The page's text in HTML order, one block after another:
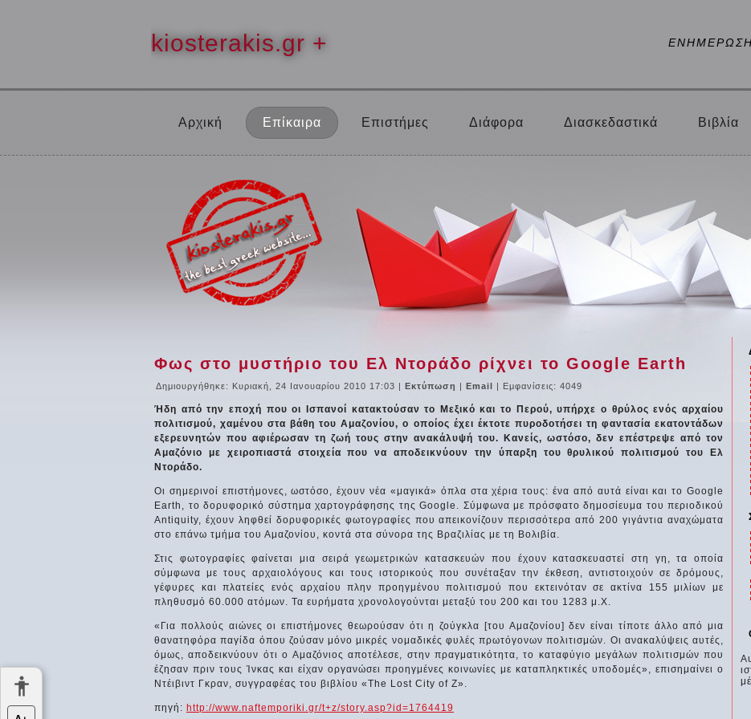
kiosterakis.gr +
Αρχική Επίκαιρα Επιστήμες Διάφορα Διασκεδαστικά Βιβλία
Φως στο μυστήριο του Ελ Ντοράδο ρίχνει το Google Earth
Δημιουργήθηκε: Κυριακή, 24 Ιανουαρίου 2010 17:03 | Εκτύπωση | Email | Εμφανίσεις: 4049
Ήδη από την εποχή που οι Ισπανοί κατακτούσαν το Μεξικό και το Περού, υπήρχε ο θρύλος ενός αρχαίου
πολιτισμού, χαμένου στα βάθη του Αμαζονίου, ο οποίος έχει έκτοτε πυροδοτήσει τη φαντασία εκατοντάδων
εξερευνητών που αφιέρωσαν τη ζωή τους στην ανακάλυψή του. Κανείς, ωστόσο, δεν επέστρεψε από τον
Αμαζόνιο με χειροπιαστά στοιχεία που να αποδεικνύουν την ύπαρξη του θρυλικού πολιτισμού του Ελ
Ντοράδο.
Οι σημερινοί επιστήμονες, ωστόσο, έχουν νέα «μαγικά» όπλα στα χέρια τους: ένα από αυτά είναι και το Google
Earth, το δορυφορικό σύστημα χαρτογράφησης της Google. Σύμφωνα με πρόσφατο δημοσίευμα του περιοδικού
Antiquity, έχουν ληφθεί δορυφορικές φωτογραφίες που απεικονίζουν περισσότερα από 200 γιγάντια αναχώματα
στο επάνω τμήμα του Αμαζονίου, κοντά στα σύνορα της Βραζιλίας με τη Βολιβία.
Στις φωτογραφίες φαίνεται μια σειρά γεωμετρικών κατασκευών που έχουν κατασκευαστεί στη γη, τα οποία
σύμφωνα με τους αρχαιολόγους και τους ιστορικούς που συνέταξαν την έκθεση, αντιστοιχούν σε δρόμους,
γέφυρες και πλατείες ενός αρχαίου πλην προηγμένου πολιτισμού που εκτεινόταν σε ακτίνα 155 μιλίων με
πληθυσμό 60.000 ατόμων. Τα ευρήματα χρονολογούνται μεταξύ του 200 και του 1283 μ.Χ.
«Για πολλούς αιώνες οι επιστήμονες θεωρούσαν ότι η ζούγκλα [του Αμαζονίου] δεν είναι τίποτε άλλο από μια
θανατηφόρα παγίδα όπου ζούσαν μόνο μικρές νομαδικές φυλές πρωτόγονων πολιτισμών. Οι ανακαλύψεις αυτές,
όμως, αποδεικνύουν ότι ο Αμαζόνιος αποτέλεσε, στην πραγματικότητα, το καταφύγιο μεγάλων πολιτισμών που
έζησαν πριν τους Ίνκας και είχαν οργανώσει προηγμένες κοινωνίες με καταπληκτικές υποδομές», επισημαίνει ο
Ντέιβιντ Γκραν, συγγραφέας του βιβλίου «The Lost City of Z».
πηγή: http://www.naftemporiki.gr/t+z/story.asp?id=1764419